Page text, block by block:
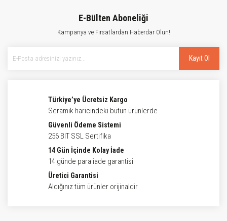
E-Bülten Aboneliği
Kampanya ve Fırsatlardan Haberdar Olun!
Kayıt Ol
Türkiye’ye Ücretsiz Kargo
Seramik haricindeki bütün ürünlerde
Güvenli Ödeme Sistemi
256 BIT SSL Sertifika
14 Gün İçinde Kolay İade
14 günde para iade garantisi
Üretici Garantisi
Aldığınız tüm ürünler orijinaldir